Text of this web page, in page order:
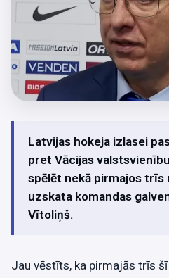
Latvijas hokeja izlasei
pret Vācijas
spēlēt nekā pirmajos trīs
uzskata komandas
Vītoliņš.
Jau vēstīts, ka pirmajās trīs